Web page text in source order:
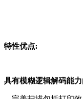
特性优点:
具有模糊逻辑解码能